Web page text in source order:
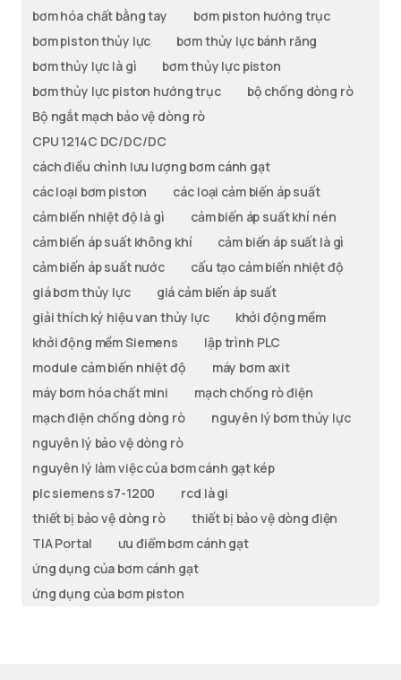
bơm hóa chất bằng tay
bơm piston hướng trục
bơm piston thủy lực
bơm thủy lực bánh răng
bơm thủy lực là gì
bơm thủy lực piston
bơm thủy lực piston hướng trục
bộ chống dòng rò
Bộ ngắt mạch bảo vệ dòng rò
CPU 1214C DC/DC/DC
cách điều chỉnh lưu lượng bơm cánh gạt
các loại bơm piston
các loại cảm biến áp suất
cảm biến nhiệt độ là gì
cảm biến áp suất khí nén
cảm biến áp suất không khí
cảm biến áp suất là gì
cảm biến áp suất nước
cấu tạo cảm biến nhiệt độ
giá bơm thủy lực
giá cảm biến áp suất
giải thích ký hiệu van thủy lực
khởi động mềm
khởi động mềm Siemens
lập trình PLC
module cảm biến nhiệt độ
máy bơm axit
máy bơm hóa chất mini
mạch chống rò điện
mạch điện chống dòng rò
nguyên lý bơm thủy lực
nguyên lý bảo vệ dòng rò
nguyên lý làm việc của bơm cánh gạt kép
plc siemens s7-1200
rcd là gi
thiết bị bảo vệ dòng rò
thiết bị bảo vệ dòng điện
TIA Portal
ưu điểm bơm cánh gạt
ứng dụng của bơm cánh gạt
ứng dụng của bơm piston